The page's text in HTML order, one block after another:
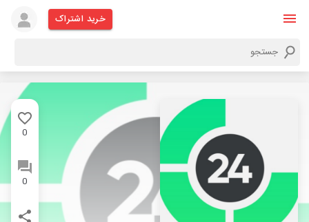
خرید اشتراک
0
0